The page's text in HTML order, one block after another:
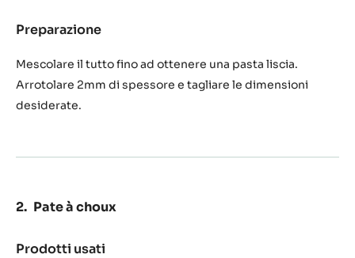
Preparazione
di
zucchero
Mescolare il tutto fino ad ottenere una pasta liscia.
Arrotolare 2mm di spessore e tagliare le dimensioni
desiderate.
Pate à choux
Prodotti usati